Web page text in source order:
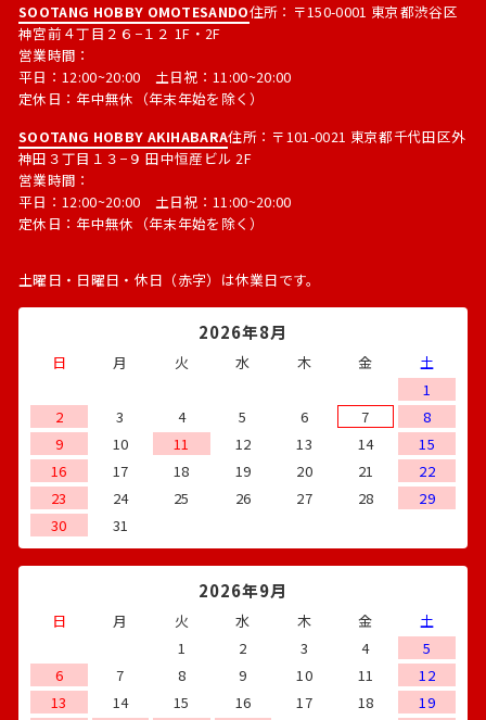
SOOTANG HOBBY OMOTESANDO住所：〒150-0001 東京都渋谷区
神宮前４丁目２６−１２ 1F・2F
営業時間：
平日：12:00~20:00 土日祝：11:00~20:00
定休日：年中無休（年末年始を除く）
SOOTANG HOBBY AKIHABARA住所：〒101-0021 東京都千代田区外
神田３丁目１３−９ 田中恒産ビル 2F
営業時間：
平日：12:00~20:00 土日祝：11:00~20:00
定休日：年中無休（年末年始を除く）
土曜日・日曜日・休日（赤字）は休業日です。
2026年8月
日 月 火 水 木 金
土
1
2
3 4 5 6 7
8
9
10 11 12 13 14
15
16
17 18 19 20 21
22
23
24 25 26 27 28
29
30
31
2026年9月
日 月 火 水 木 金
土
1
2 3 4
5
6
7 8 9 10 11
12
13
14 15 16 17 18
19